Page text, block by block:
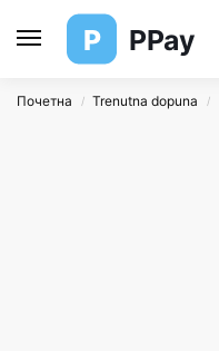
P PPay
Почетна / Trenutna dopuna /